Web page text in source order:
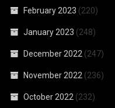
February 2023 (220)
January 2023 (248)
December 2022 (247)
November 2022 (236)
October 2022 (232)